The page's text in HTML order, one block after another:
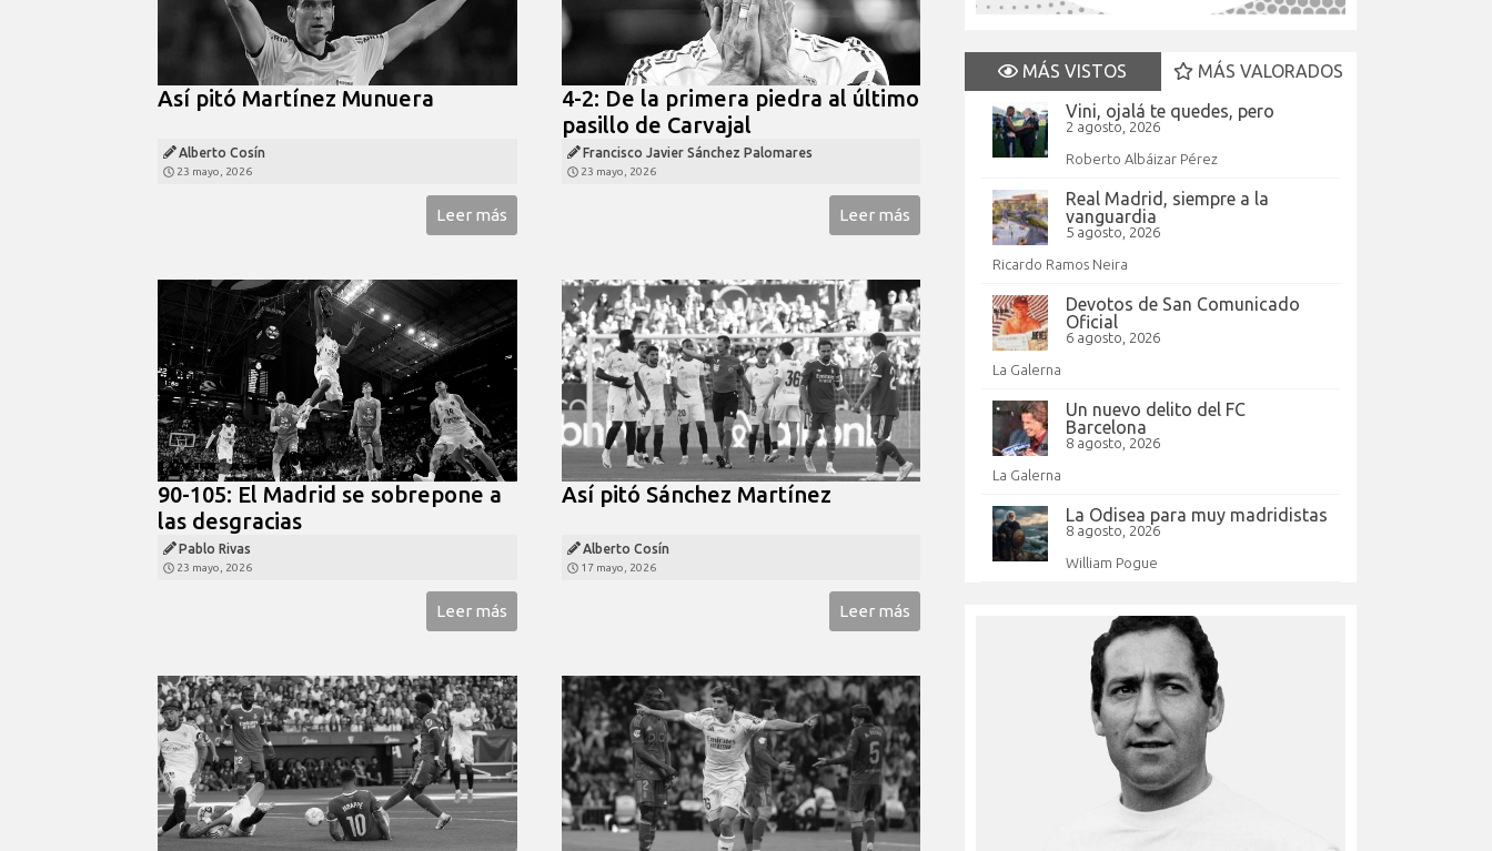
Así pitó Martínez Munuera
Alberto Cosín
23 mayo, 2026
Leer más
4-2: De la primera piedra al último
pasillo de Carvajal
Francisco Javier Sánchez Palomares
23 mayo, 2026
Leer más
90-105: El Madrid se sobrepone a
las desgracias
Pablo Rivas
23 mayo, 2026
Leer más
Así pitó Sánchez Martínez
Alberto Cosín
17 mayo, 2026
Leer más
MÁS VISTOS
MÁS VALORADOS
Vini, ojalá te quedes, pero
2 agosto, 2026
Roberto Albáizar Pérez
Real Madrid, siempre a la
vanguardia
5 agosto, 2026
Ricardo Ramos Neira
Devotos de San Comunicado
Oficial
6 agosto, 2026
La Galerna
Un nuevo delito del FC
Barcelona
8 agosto, 2026
La Galerna
La Odisea para muy madridistas
8 agosto, 2026
William Pogue